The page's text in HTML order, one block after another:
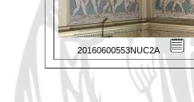
20160600553NUC2A